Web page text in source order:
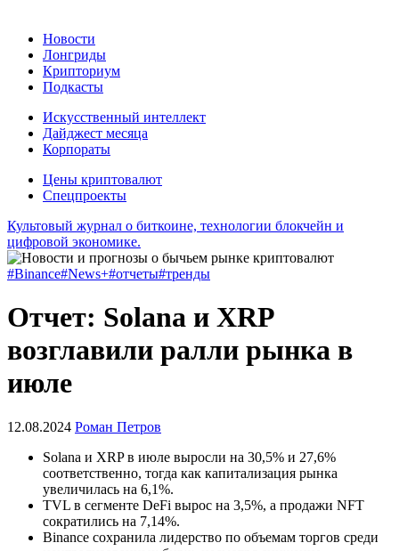
Новости
Лонгриды
Крипториум
Подкасты
Искусственный интеллект
Дайджест месяца
Корпораты
Цены криптовалют
Спецпроекты
Культовый журнал о биткоине, технологии блокчейн и
цифровой экономике.
#Binance#News+#отчеты#тренды
Отчет: Solana и XRP
возглавили ралли рынка в
июле
12.08.2024 Роман Петров
Solana и XRP в июле выросли на 30,5% и 27,6%
соответственно, тогда как капитализация рынка
увеличилась на 6,1%.
TVL в сегменте DeFi вырос на 3,5%, а продажи NFT
сократились на 7,14%.
Binance сохранила лидерство по объемам торгов среди